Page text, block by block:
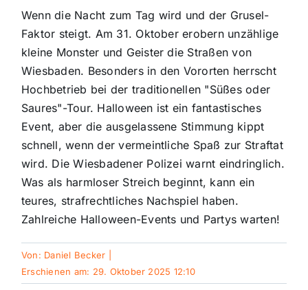
Mein Stadtteil
Galerie
Verkehrsmeldungen
Polizeimeldungen
Themen und Termine
Gewinnspiele
Wenn die Nacht zum Tag wird und der Grusel-
Faktor steigt. Am 31. Oktober erobern unzählige
kleine Monster und Geister die Straßen von
Wiesbaden. Besonders in den Vororten herrscht
Hochbetrieb bei der traditionellen "Süßes oder
Saures"-Tour. Halloween ist ein fantastisches
Event, aber die ausgelassene Stimmung kippt
schnell, wenn der vermeintliche Spaß zur Straftat
wird. Die Wiesbadener Polizei warnt eindringlich.
Was als harmloser Streich beginnt, kann ein
teures, strafrechtliches Nachspiel haben.
Zahlreiche Halloween-Events und Partys warten!
Von: Daniel Becker
Erschienen am: 29. Oktober 2025 12:10